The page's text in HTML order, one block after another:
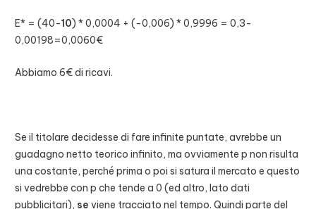
E* = (40-10) * 0,0004 + (-0,006) * 0,9996 = 0,3-
0,00198=0,0060€
Abbiamo 6€ di ricavi.
Se il titolare decidesse di fare infinite puntate, avrebbe un
guadagno netto teorico infinito, ma ovviamente p non risulta
una costante, perché prima o poi si satura il mercato e questo
si vedrebbe con p che tende a 0 (ed altro, lato dati
pubblicitari), seviene tracciato nel tempo. Quindi parte del